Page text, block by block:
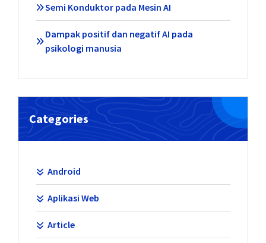
Semi Konduktor pada Mesin AI
Dampak positif dan negatif AI pada
psikologi manusia
Categories
Android
Aplikasi Web
Article